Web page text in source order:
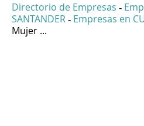
Directorio de Empresas -
SANTANDER - Empresas en
Mujer ...